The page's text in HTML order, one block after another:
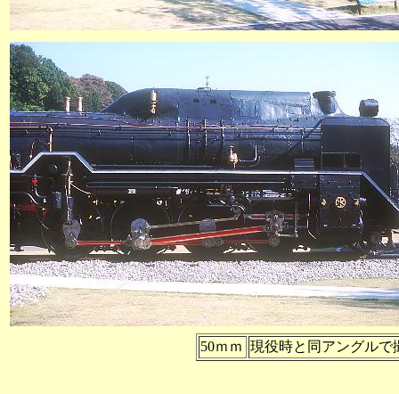
50ｍｍ 現役時と同アングルで